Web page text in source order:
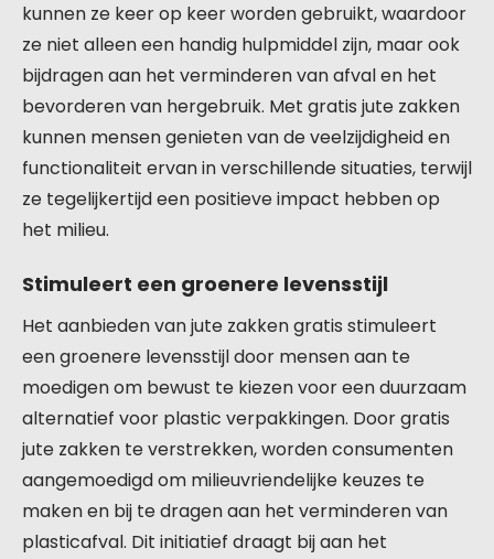
kunnen ze keer op keer worden gebruikt, waardoor
ze niet alleen een handig hulpmiddel zijn, maar ook
bijdragen aan het verminderen van afval en het
bevorderen van hergebruik. Met gratis jute zakken
kunnen mensen genieten van de veelzijdigheid en
functionaliteit ervan in verschillende situaties, terwijl
ze tegelijkertijd een positieve impact hebben op
het milieu.
Stimuleert een groenere levensstijl
Het aanbieden van jute zakken gratis stimuleert
een groenere levensstijl door mensen aan te
moedigen om bewust te kiezen voor een duurzaam
alternatief voor plastic verpakkingen. Door gratis
jute zakken te verstrekken, worden consumenten
aangemoedigd om milieuvriendelijke keuzes te
maken en bij te dragen aan het verminderen van
plasticafval. Dit initiatief draagt bij aan het